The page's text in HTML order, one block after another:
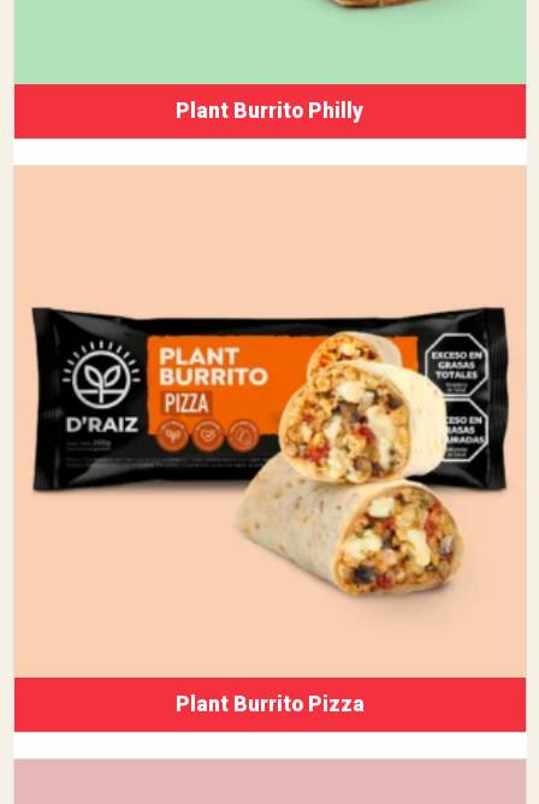
Plant Burrito Philly
Plant Burrito Pizza